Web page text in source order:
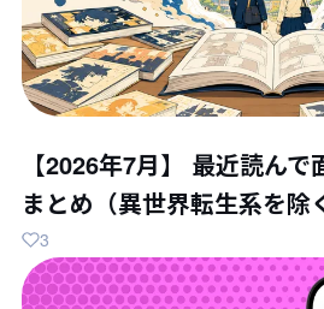
【2026年7月】 最近読ん
まとめ（異世界転生系を除
3